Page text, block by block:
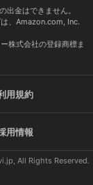
出金はできません。
、Amazon.com, Inc.
株式会社の登録商標ま
用規約
用情報
All Rights Reserved.